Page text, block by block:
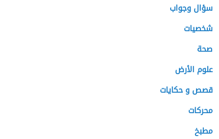
سؤال وجواب
شخصيات
صحة
علوم الأرض
قصص و حكايات
محركات
مطبخ